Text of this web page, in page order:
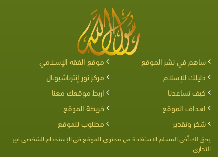
ساهم في نشر الموقع
موقع الفقه الإسلامي
دليلك للإسلام
مركز نور إنترناشيونال
كيف تساعدنا
اربط موقعك معنا
اهداف الموقع
خريطة الموقع
شكر وتقدير
مطلوب للموقع
يحق لك أخى المسلم الإستفادة من محتوى الموقع فى الإستخدام الشخصى غير
التجارى